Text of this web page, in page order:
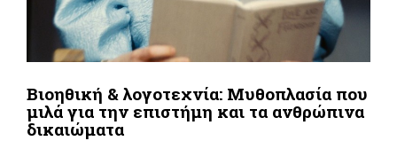
Βιοηθική & λογοτεχνία: Μυθοπλασία που
μιλά για την επιστήμη και τα ανθρώπινα
δικαιώματα